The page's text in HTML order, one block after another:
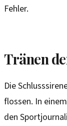
Fehler.
Tränen
Die
flossen. In
den